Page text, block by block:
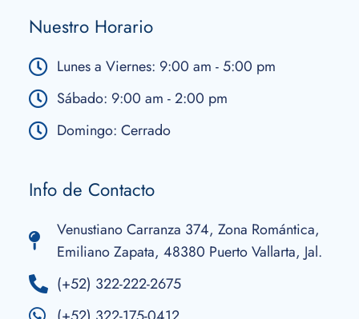
Nuestro Horario
Lunes a Viernes: 9:00 am - 5:00 pm
Sábado: 9:00 am - 2:00 pm
Domingo: Cerrado
Info de Contacto
Venustiano Carranza 374, Zona Romántica,
Emiliano Zapata, 48380 Puerto Vallarta, Jal.
(+52) 322-222-2675